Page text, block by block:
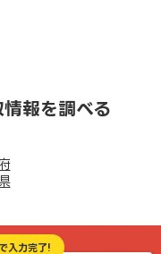
報を調べる
入力完了!